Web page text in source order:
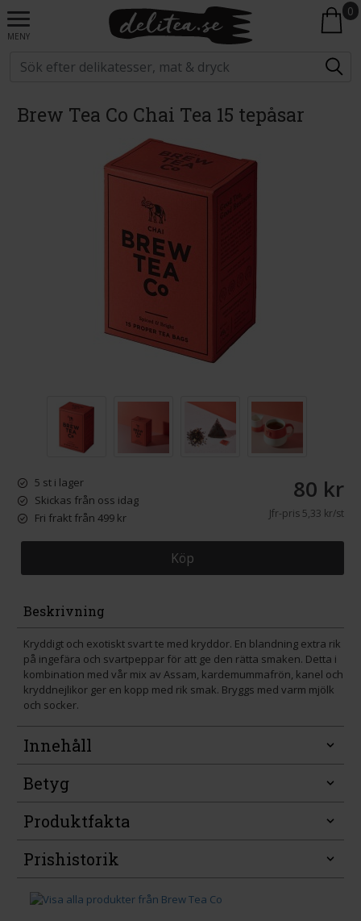
MENY
0
Brew Tea Co Chai Tea 15 tepåsar
5 st i lager
Skickas från oss idag
Fri frakt från 499 kr
80 kr
Jfr-pris5,33 kr/st
Köp
Beskrivning
Kryddigt och exotiskt svart te med kryddor. En blandning extra rik
på ingefära och svartpeppar för att ge den rätta smaken. Detta i
kombination med vår mix av Assam, kardemummafrön, kanel och
kryddnejlikor ger en kopp med rik smak. Bryggs med varm mjölk
och socker.
Innehåll
Betyg
Produktfakta
Prishistorik